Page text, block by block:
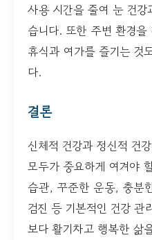
사용 시간을 줄여 눈 건강
습니다. 또한 주변 환경
휴식과 여가를 즐기는 것
다.
결론
신체적 건강과 정신적 건
모두가 중요하게 여겨야
습관, 꾸준한 운동, 충분
검진 등 기본적인 건강 관
보다 활기차고 행복한 삶